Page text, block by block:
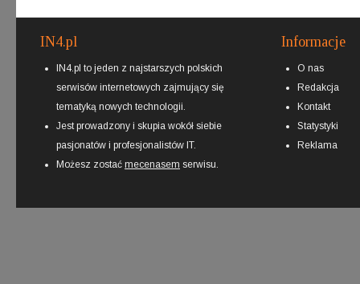
IN4.pl
IN4.pl to jeden z najstarszych polskich
serwisów internetowych zajmujący się
tematyką nowych technologii.
Jest prowadzony i skupia wokół siebie
pasjonatów i profesjonalistów IT.
Możesz zostać mecenasem serwisu.
Informacje
O nas
Redakcja
Kontakt
Statystyki
Reklama